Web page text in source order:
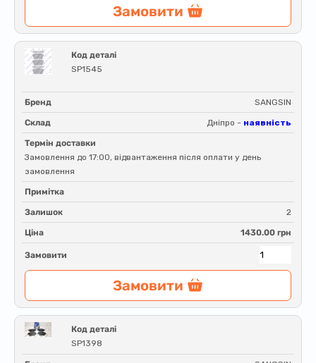
Замовити
Код деталі
SP1545
Бренд SANGSIN
Склад Дніпро - наявність
Термін доставки
Замовлення до 17:00, відвантаження після оплати у день
замовлення
Примітка
Залишок 2
Ціна 1430.00 грн
Замовити
Замовити
Код деталі
SP1398